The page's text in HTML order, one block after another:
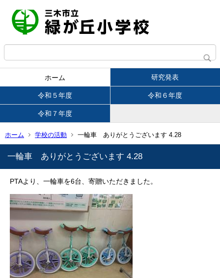
ホーム 研究発表
令和５年度 令和６年度
令和７年度
ホーム 学校の活動 一輪車 ありがとうございます 4.28
一輪車 ありがとうございます 4.28
PTAより、一輪車を6台、寄贈いただきました。